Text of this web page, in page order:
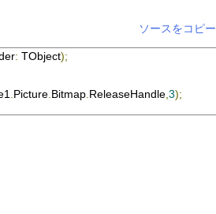
rgbtRed;
rgbtGreen
rgbtGreen;
ソースをコピー
: TObject);
Picture Bitmap ReleaseHandle 3);